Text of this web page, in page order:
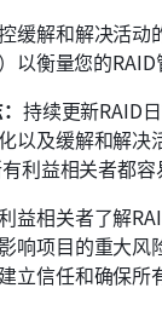
缓解和解决活动
以衡量您的RAID
持续更新RAID
以及缓解和解决
利益相关者都容
益相关者了解
响项目的重大风
立信任和确保所